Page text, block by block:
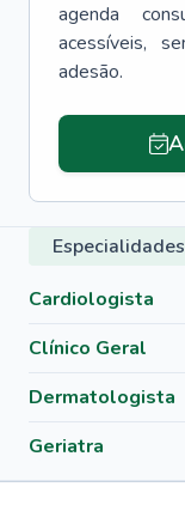
agenda
acessíveis,
adesão.
Cardiologista
Clínico Geral
Dermatologista
Geriatra